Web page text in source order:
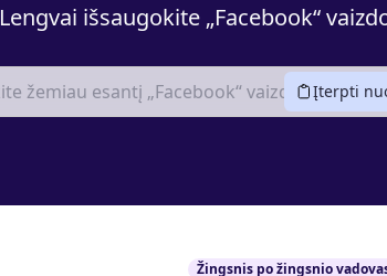
Lengvai išsaugokite „Facebook“
Įterpti
Žingsnis po žingsnio